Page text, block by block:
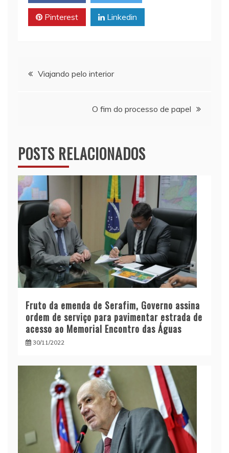
p
p
n
k
Pinterest Linkedin
Navegação
Viajando pelo interior
O fim do processo de papel
POSTS RELACIONADOS
Fruto da emenda de Serafim, Governo assina
ordem de serviço para pavimentar estrada de
acesso ao Memorial Encontro das Águas
30/11/2022